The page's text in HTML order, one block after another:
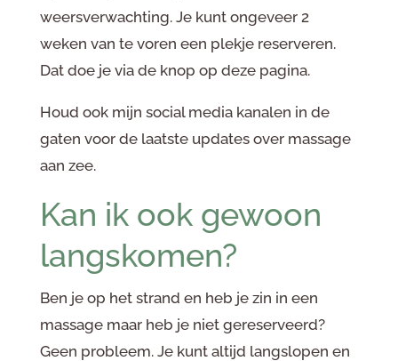
weersverwachting. Je kunt ongeveer 2
weken van te voren een plekje reserveren.
Dat doe je via de knop op deze pagina.
Houd ook mijn social media kanalen in de
gaten voor de laatste updates over massage
aan zee.
Kan ik ook gewoon
langskomen?
Ben je op het strand en heb je zin in een
massage maar heb je niet gereserveerd?
Geen probleem. Je kunt altijd langslopen en